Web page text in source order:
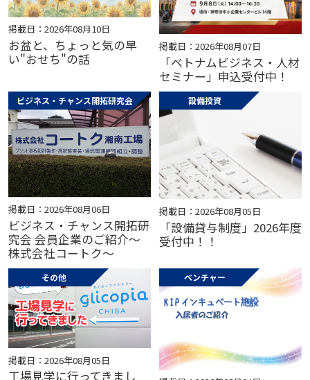
掲載日：2026年08月10日
お盆と、ちょっと気の早
い"おせち"の話
掲載日：2026年08月07日
「ベトナムビジネス・人材
セミナー」申込受付中！
ビジネス・チャンス開拓研究会
掲載日：2026年08月06日
ビジネス・チャンス開拓研
究会 会員企業のご紹介～
株式会社コートク～
設備投資
掲載日：2026年08月05日
「設備貸与制度」2026年度
受付中！！
その他
掲載日：2026年08月05日
工場見学に行ってきまし
ベンチャー